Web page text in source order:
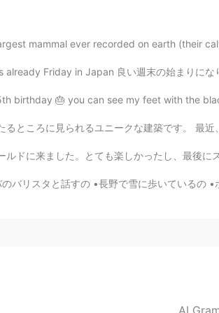
mammal ever recorded on earth (their
Friday in Japan 良い週末の始まりになりますように
birthday 🎂 you can see my feet with the
す。 最近、日本の有名な建築家である隈研吾について読んでいます。隈研吾を知ってま
、最後にスプラッシュマウンテンに乗って商品を買うことができました!コロナウイルスのた
いているの •ホテルの窓から東京スカイツリーを見るの •好きな居酒屋で好きなビ
AI